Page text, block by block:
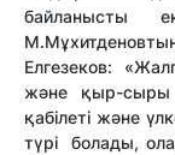
байланысты
М.Мұхитденовтың
Елгезеков:
және қыр-
қабілеті және
түрі болады,